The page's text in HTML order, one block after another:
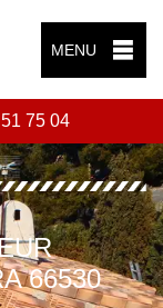
MENU
75 04
66530